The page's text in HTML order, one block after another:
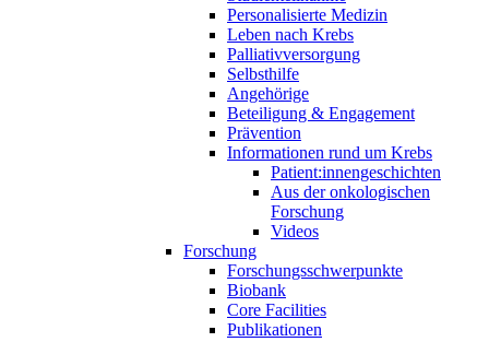
Personalisierte Medizin
Leben nach Krebs
Palliativversorgung
Selbsthilfe
Angehörige
Beteiligung & Engagement
Prävention
Informationen rund um Krebs
Patient:innengeschichten
Aus der onkologischen
Forschung
Videos
Forschung
Forschungsschwerpunkte
Biobank
Core Facilities
Publikationen